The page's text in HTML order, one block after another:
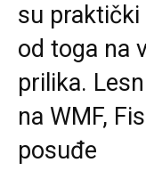
su
od toga na
prilika.
na WMF,
posuđe